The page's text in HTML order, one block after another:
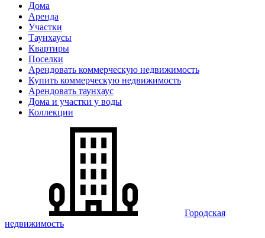
Дома
Аренда
Участки
Таунхаусы
Квартиры
Поселки
Арендовать коммерческую недвижимость
Купить коммерческую недвижимость
Арендовать таунхаус
Дома и участки у воды
Коллекции
Городская
недвижимость